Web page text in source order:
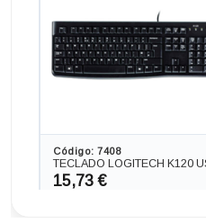
Código: 7408
TECLADO LOGITECH K120
15,73 €